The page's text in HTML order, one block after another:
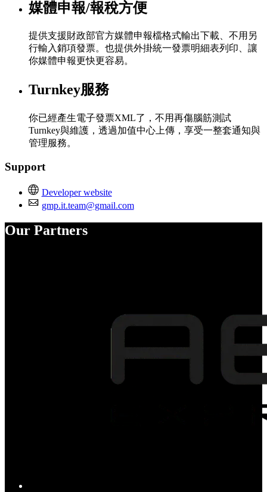
媒體申報/報稅方便
提供支援財政部官方媒體申報檔格式輸出下載、不用另
行輸入銷項發票。也提供外掛統一發票明細表列印、讓
你媒體申報更快更容易。
Turnkey服務
你已經產生電子發票XML了，不用再傷腦筋測試
Turnkey與維護，透過加值中心上傳，享受一整套通知與
管理服務。
Support
Developer website
gmp.it.team@gmail.com
Our Partners